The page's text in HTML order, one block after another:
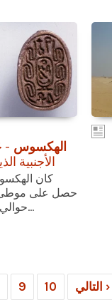
الهكسوس -
الأجنبية
كان
حصل على
حوالي عام 1782 ق.م...
9 10 التالي ›